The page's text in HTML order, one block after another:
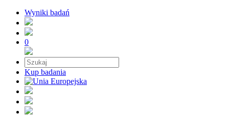
Wyniki badań
0
Kup badania